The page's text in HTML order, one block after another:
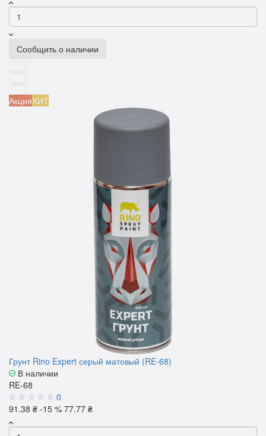
Сообщить о наличии
АкцияХИТ
Грунт Rino Expert серый матовый (RE-68)
В наличии
RE-68
0
91.38 ₴ -15 % 77.77 ₴